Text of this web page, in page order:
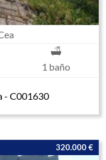
1 baño
- C001630
320.000 €